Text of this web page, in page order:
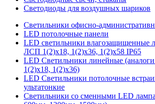
Светодиоды для воздушных шариков
Светильники офисно-
LED потолочные панели
LED светильники влагозащищенные
ЛСП 1(2)х18, 1(2)х36, 1(2)х58 IP65
LED Светильники линейные
1(2)х18, 1(2)х36)
LED Светильники потолочные
ультатонкие
Светильники со сменными LED